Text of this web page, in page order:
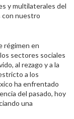
y multilaterales del
con nuestro
régimen en
sectores sociales
al rezago y a la
a los
ha enfrentado
del pasado, hoy
una